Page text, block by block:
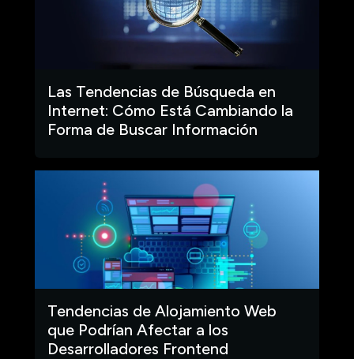
Las Tendencias de Búsqueda en
Internet: Cómo Está Cambiando la
Forma de Buscar Información
Tendencias de Alojamiento Web
que Podrían Afectar a los
Desarrolladores Frontend